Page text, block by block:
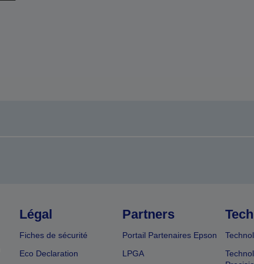
Légal
Fiches de sécurité
Eco Declaration
Partners
Portail Partenaires Epson
LPGA